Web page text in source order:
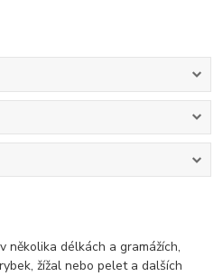
několika délkách a gramážích,
žížal nebo pelet a dalších